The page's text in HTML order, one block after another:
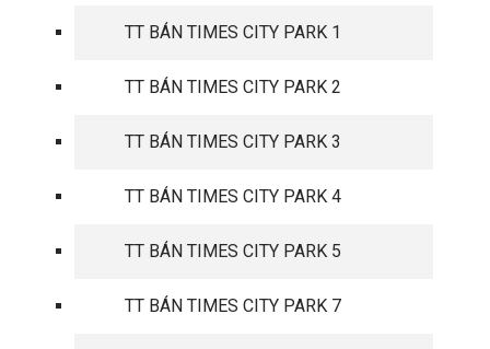
TT BÁN TIMES CITY PARK 1
TT BÁN TIMES CITY PARK 2
TT BÁN TIMES CITY PARK 3
TT BÁN TIMES CITY PARK 4
TT BÁN TIMES CITY PARK 5
TT BÁN TIMES CITY PARK 7